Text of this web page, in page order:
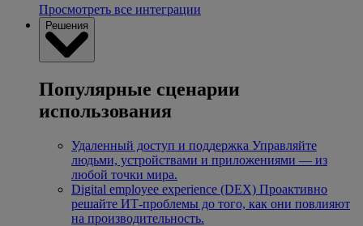
Просмотреть все интеграции
Решения
Популярные сценарии
использования
Удаленный доступ и поддержка Управляйте
людьми, устройствами и приложениями — из
любой точки мира.
Digital employee experience (DEX) Проактивно
решайте ИТ-проблемы до того, как они повлияют
на производительность.